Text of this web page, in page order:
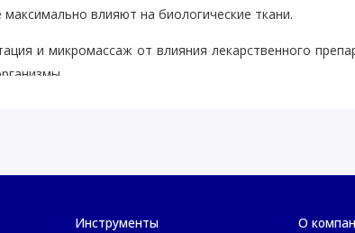
влияют на биологические ткани.
и микромассаж от влияния лекарственного
Инструменты О